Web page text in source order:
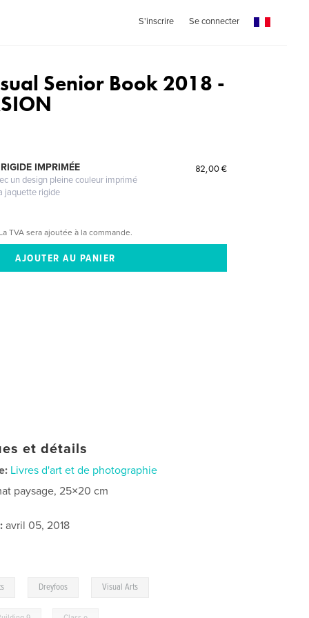
S'inscrire Se connecter
Senior Book 2018 -
IMPRIMÉE
un design pleine couleur imprimé
jaquette rigide
82,00 €
La TVA sera ajoutée à la commande.
et détails
Livres d'art et de photographie
paysage, 25×20 cm
avril 05, 2018
Dreyfoos Visual Arts